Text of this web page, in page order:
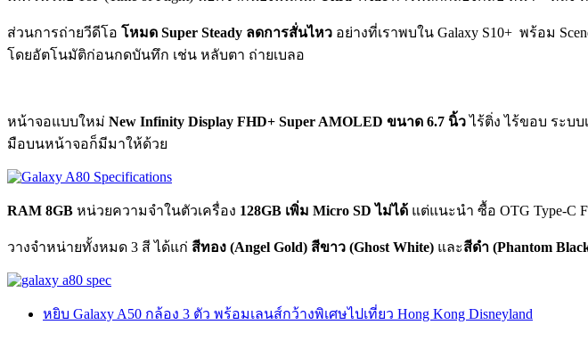
ส่วนการถ่ายวีดีโอ โหมด Super Steady ลดการสั่นไหว อย่างที่เราพบใน Galaxy S10+ พร้อม
โดยอัตโนมัติก่อนกดบันทึก เช่น หลับตา ถ่ายเบลอ
หน้าจอแบบใหม่ New Infinity Display FHD+ Super AMOLED ขนาด 6.7 นิ้วไร้ติ่ง ไร้ขอบ ระบ
มือบนหน้าจอก็มีมาให้ด้วย
RAM 8GB หน่วยความจำในตัวเครื่อง 128GB เพิ่ม Micro SD ไม่ได้ แต่แนะนำ ซื้อ OTG Type-C
วางจำหน่ายทั้งหมด 3 สี ได้แก่ สีทอง (Angel Gold) สีขาว (Ghost White) และสีดำ (Phantom
หยิบ Galaxy A50 กล้อง 3 ตัว พร้อมเลนส์กว้างพิเศษไปเที่ยว Hong Kong Disneyland